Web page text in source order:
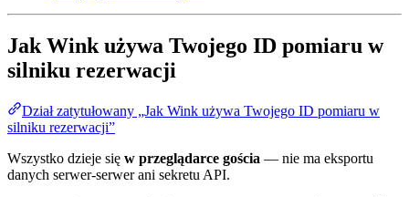
Jak Wink używa Twojego ID pomiaru w
silniku rezerwacji
Dział zatytułowany „Jak Wink używa Twojego ID pomiaru w
silniku rezerwacji”
Wszystko dzieje się w przeglądarce gościa — nie ma eksportu
danych serwer-serwer ani sekretu API.